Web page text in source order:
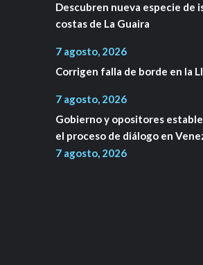
Descubren nueva especie de
costas de La Guaira
7 agosto, 2026
Corrigen falla de borde en la
7 agosto, 2026
Gobierno y opositores
el proceso de diálogo en
7 agosto, 2026